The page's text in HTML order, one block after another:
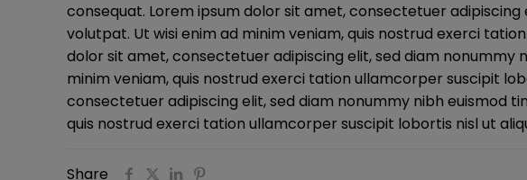
consequat. Lorem ipsum dolor sit amet, consectetuer
volutpat. Ut wisi enim ad minim veniam, quis nostrud exerci
dolor sit amet, consectetuer adipiscing elit, sed diam
minim veniam, quis nostrud exerci tation ullamcorper suscipit
consectetuer adipiscing elit, sed diam nonummy nibh euismod
quis nostrud exerci tation ullamcorper suscipit lobortis nisl ut
Share